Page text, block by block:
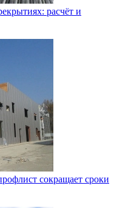
расчёт и
сокращает сроки